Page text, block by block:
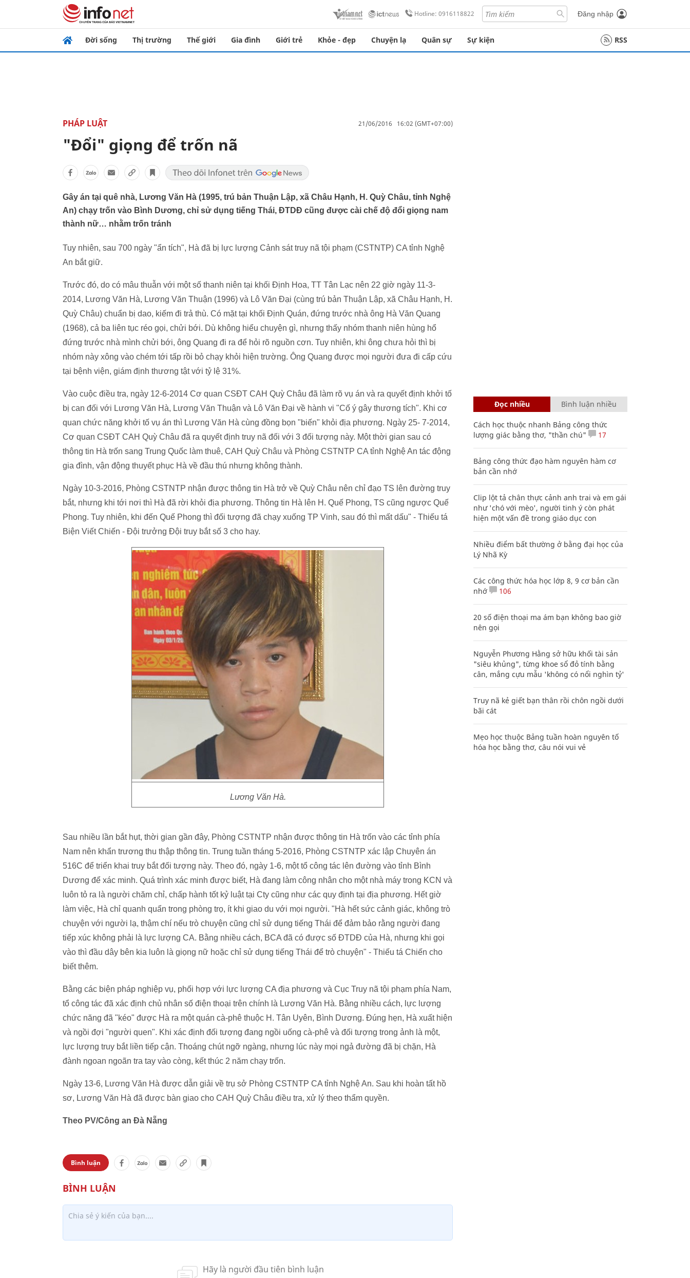
Hotline: 0916118822 Đăng nhập
Đời sống Thị trường Thế giới Gia đình Giới trẻ Khỏe - đẹp Chuyện lạ Quân sự Sự kiện RSS
PHÁP LUẬT 21/06/2016 16:02 (GMT+07:00)
"Đổi" giọng để trốn nã
Gây án tại quê nhà, Lương Văn Hà (1995, trú bản Thuận Lập, xã Châu Hạnh, H. Quỳ Châu, tỉnh Nghệ
An) chạy trốn vào Bình Dương, chỉ sử dụng tiếng Thái, ĐTDĐ cũng được cài chế độ đổi giọng nam
thành nữ… nhằm trốn tránh
Tuy nhiên, sau 700 ngày "ẩn tích", Hà đã bị lực lượng Cảnh sát truy nã tội phạm (CSTNTP) CA tỉnh Nghệ
An bắt giữ.
Trước đó, do có mâu thuẫn với một số thanh niên tại khối Định Hoa, TT Tân Lạc nên 22 giờ ngày 11-3-
2014, Lương Văn Hà, Lương Văn Thuận (1996) và Lô Văn Đại (cùng trú bản Thuận Lập, xã Châu Hạnh, H.
Quỳ Châu) chuẩn bị dao, kiếm đi trả thù. Có mặt tại khối Định Quán, đứng trước nhà ông Hà Văn Quang
(1968), cả ba liên tục réo gọi, chửi bới. Dù không hiểu chuyện gì, nhưng thấy nhóm thanh niên hùng hổ
đứng trước nhà mình chửi bới, ông Quang đi ra để hỏi rõ nguồn cơn. Tuy nhiên, khi ông chưa hỏi thì bị
nhóm này xông vào chém tới tấp rồi bỏ chạy khỏi hiện trường. Ông Quang được mọi người đưa đi cấp cứu
tại bệnh viện, giám định thương tật với tỷ lệ 31%.
Vào cuộc điều tra, ngày 12-6-2014 Cơ quan CSĐT CAH Quỳ Châu đã làm rõ vụ án và ra quyết định khởi tố
bị can đối với Lương Văn Hà, Lương Văn Thuận và Lô Văn Đại về hành vi "Cố ý gây thương tích". Khi cơ
quan chức năng khởi tố vụ án thì Lương Văn Hà cùng đồng bọn "biến" khỏi địa phương. Ngày 25- 7-2014,
Cơ quan CSĐT CAH Quỳ Châu đã ra quyết định truy nã đối với 3 đối tượng này. Một thời gian sau có
thông tin Hà trốn sang Trung Quốc làm thuê, CAH Quỳ Châu và Phòng CSTNTP CA tỉnh Nghệ An tác động
gia đình, vận động thuyết phục Hà về đầu thú nhưng không thành.
Ngày 10-3-2016, Phòng CSTNTP nhận được thông tin Hà trở về Quỳ Châu nên chỉ đạo TS lên đường truy
bắt, nhưng khi tới nơi thì Hà đã rời khỏi địa phương. Thông tin Hà lên H. Quế Phong, TS cũng ngược Quế
Phong. Tuy nhiên, khi đến Quế Phong thì đối tượng đã chạy xuống TP Vinh, sau đó thì mất dấu" - Thiếu tá
Biện Viết Chiến - Đội trưởng Đội truy bắt số 3 cho hay.
Lương Văn Hà.
Sau nhiều lần bắt hụt, thời gian gần đây, Phòng CSTNTP nhận được thông tin Hà trốn vào các tỉnh phía
Nam nên khẩn trương thu thập thông tin. Trung tuần tháng 5-2016, Phòng CSTNTP xác lập Chuyên án
516C để triển khai truy bắt đối tượng này. Theo đó, ngày 1-6, một tổ công tác lên đường vào tỉnh Bình
Dương để xác minh. Quá trình xác minh được biết, Hà đang làm công nhân cho một nhà máy trong KCN và
luôn tỏ ra là người chăm chỉ, chấp hành tốt kỷ luật tại Cty cũng như các quy định tại địa phương. Hết giờ
làm việc, Hà chỉ quanh quẩn trong phòng trọ, ít khi giao du với mọi người. "Hà hết sức cảnh giác, không trò
chuyện với người lạ, thậm chí nếu trò chuyện cũng chỉ sử dụng tiếng Thái để đảm bảo rằng người đang
tiếp xúc không phải là lực lượng CA. Bằng nhiều cách, BCA đã có được số ĐTDĐ của Hà, nhưng khi gọi
vào thì đầu dây bên kia luôn là giọng nữ hoặc chỉ sử dụng tiếng Thái để trò chuyện" - Thiếu tá Chiến cho
biết thêm.
Bằng các biện pháp nghiệp vụ, phối hợp với lực lượng CA địa phương và Cục Truy nã tội phạm phía Nam,
tổ công tác đã xác định chủ nhân số điện thoại trên chính là Lương Văn Hà. Bằng nhiều cách, lực lượng
chức năng đã "kéo" được Hà ra một quán cà-phê thuộc H. Tân Uyên, Bình Dương. Đúng hẹn, Hà xuất hiện
và ngồi đợi "người quen". Khi xác định đối tượng đang ngồi uống cà-phê và đối tượng trong ảnh là một,
lực lượng truy bắt liền tiếp cận. Thoáng chút ngỡ ngàng, nhưng lúc này mọi ngả đường đã bị chặn, Hà
đành ngoan ngoãn tra tay vào còng, kết thúc 2 năm chạy trốn.
Ngày 13-6, Lương Văn Hà được dẫn giải về trụ sở Phòng CSTNTP CA tỉnh Nghệ An. Sau khi hoàn tất hồ
sơ, Lương Văn Hà đã được bàn giao cho CAH Quỳ Châu điều tra, xử lý theo thẩm quyền.
Theo PV/Công an Đà Nẵng
Bình luận
Đọc nhiều Bình luận nhiều
Cách học thuộc nhanh Bảng công thức
lượng giác bằng thơ, "thần chú"
17
Bảng công thức đạo hàm nguyên hàm cơ
bản cần nhớ
Clip lột tả chân thực cảnh anh trai và em gái
như 'chó với mèo', người tinh ý còn phát
hiện một vấn đề trong giáo dục con
Nhiều điểm bất thường ở bằng đại học của
Lý Nhã Kỳ
Các công thức hóa học lớp 8, 9 cơ bản cần
nhớ
106
20 số điện thoại ma ám bạn không bao giờ
nên gọi
Nguyễn Phương Hằng sở hữu khối tài sản
"siêu khủng", từng khoe sổ đỏ tính bằng
cân, mắng cựu mẫu 'không có nổi nghìn tỷ'
Truy nã kẻ giết bạn thân rồi chôn ngồi dưới
bãi cát
Mẹo học thuộc Bảng tuần hoàn nguyên tố
hóa học bằng thơ, câu nói vui vẻ